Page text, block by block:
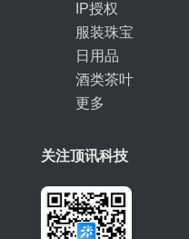
IP授权
服装珠宝
日用品
酒类茶叶
更多
关注顶讯科技